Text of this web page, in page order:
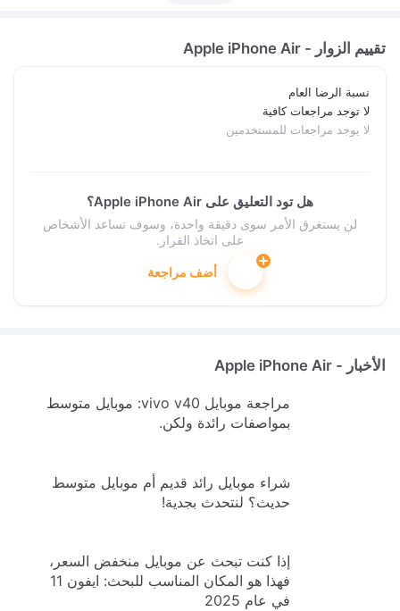
تقييم الزوار - Apple iPhone Air
نسبة الرضا العام
لا توجد مراجعات كافية
لا يوجد مراجعات للمستخدمين
هل تود التعليق على Apple iPhone Air؟
لن يستغرق الأمر سوى دقيقة واحدة، وسوف تساعد الأشخاص
على اتخاذ القرار.
أضف مراجعة
الأخبار - Apple iPhone Air
مراجعة موبايل vivo v40: موبايل متوسط
بمواصفات رائدة ولكن.
شراء موبايل رائد قديم أم موبايل متوسط
حديث؟ لنتحدث بجدية!
إذا كنت تبحث عن موبايل منخفض السعر،
فهذا هو المكان المناسب للبحث: ايفون 11
في عام 2025